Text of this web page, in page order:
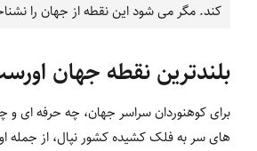
کند. مگر می شود این نقطه از جهان را
بلندترین نقطه جهان
برای کوهنوردان سراسر جهان، چه حرفه ای و
های سر به فلک کشیده کشور نپال، از جمله